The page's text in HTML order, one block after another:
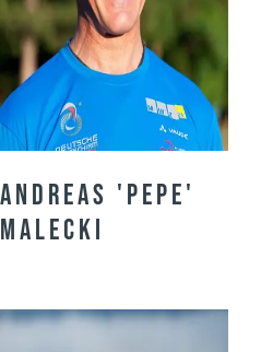
Andreas 'Pepe'
Malecki